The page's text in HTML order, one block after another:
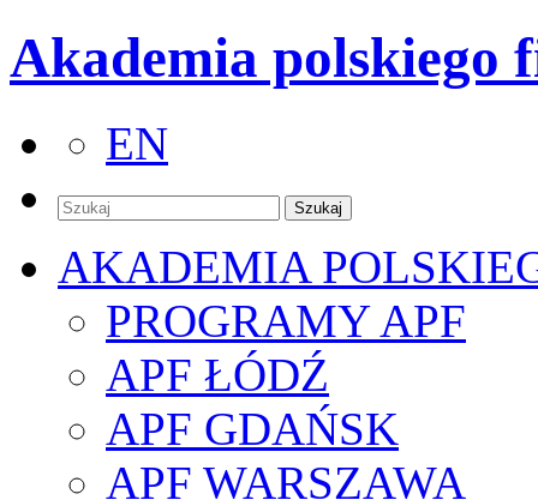
Akademia polskiego
EN
AKADEMIA
PROGRAMY APF
APF ŁÓDŹ
APF GDAŃSK
APF WARSZAWA